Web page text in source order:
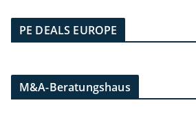
PE DEALS EUROPE
M&A-Beratungshaus